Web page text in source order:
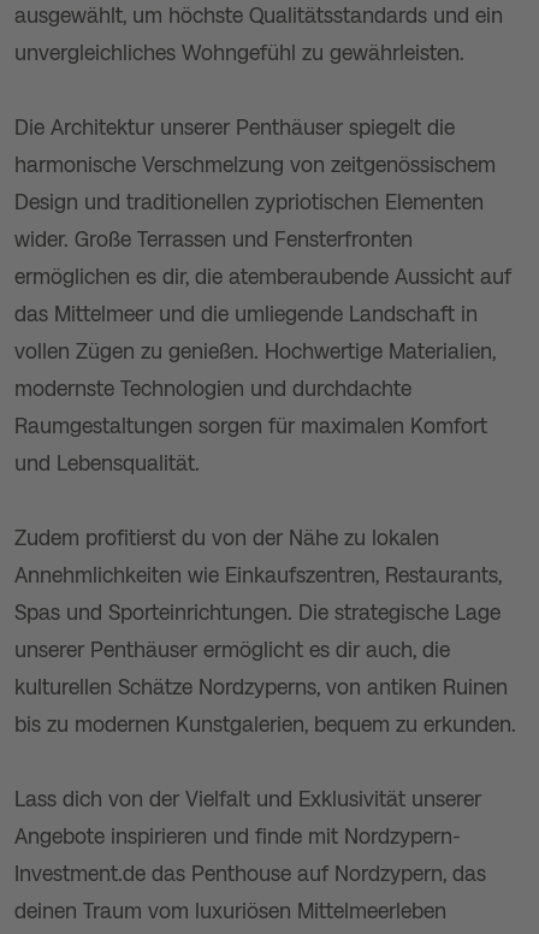
ausgewählt, um höchste Qualitätsstandards und ein
unvergleichliches Wohngefühl zu gewährleisten.
Die Architektur unserer Penthäuser spiegelt die
harmonische Verschmelzung von zeitgenössischem
Design und traditionellen zypriotischen Elementen
wider. Große Terrassen und Fensterfronten
ermöglichen es dir, die atemberaubende Aussicht auf
das Mittelmeer und die umliegende Landschaft in
vollen Zügen zu genießen. Hochwertige Materialien,
modernste Technologien und durchdachte
Raumgestaltungen sorgen für maximalen Komfort
und Lebensqualität.
Zudem profitierst du von der Nähe zu lokalen
Annehmlichkeiten wie Einkaufszentren, Restaurants,
Spas und Sporteinrichtungen. Die strategische Lage
unserer Penthäuser ermöglicht es dir auch, die
kulturellen Schätze Nordzyperns, von antiken Ruinen
bis zu modernen Kunstgalerien, bequem zu erkunden.
Lass dich von der Vielfalt und Exklusivität unserer
Angebote inspirieren und finde mit Nordzypern-
Investment.de das Penthouse auf Nordzypern, das
deinen Traum vom luxuriösen Mittelmeerleben